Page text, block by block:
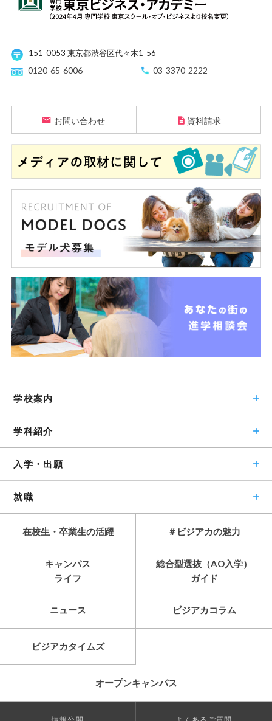
151-0053 東京都渋谷区代々木1-56
0120-65-6006 03-3370-2222
お問い合わせ 資料請求
学校案内
学科紹介
入学・出願
就職
在校生・卒業生の活躍 ＃ビジアカの魅力
キャンパス
ライフ
総合型選抜（AO入学）
ガイド
ニュース ビジアカコラム
ビジアカタイムズ
オープンキャンパス